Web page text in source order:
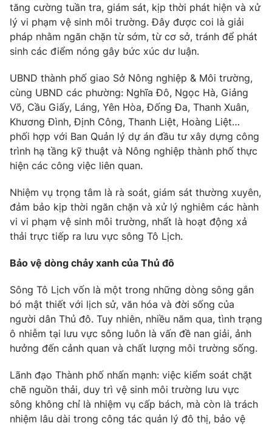
VTV Sức khoẻ Bất động sản
Thị trường 24h Tấm lòng Việt
VTV4 Vươn mình bằng AI
VTV9 VTV8
Liên hệ tòa soạn English
THỜI BÁO VTV
Cơ quan chủ quản:Đài Truyền hình Việt Nam
Cơ quan báo chí: Thời báo VTV
Giấy phép hoạt động báo in và báo điện tử số 483/GP-BTTTT
cấp ngày 29/12/2023
Tổng Biên tập:Vũ Thanh Thủy
Phó Tổng Biên tập:Nguyễn Thị Mỹ Hạnh, Phạm Quốc Thắng,
Nguyễn Trọng Ninh
Tổng đài VTV:024.38 355 931 - 024.38 355 932
tăng cường tuần tra, giám sát, kịp thời phát hiện và xử
lý vi phạm vệ sinh môi trường. Đây được coi là giải
pháp nhằm ngăn chặn từ sớm, từ cơ sở, tránh để phát
sinh các điểm nóng gây bức xúc dư luận.
UBND thành phố giao Sở Nông nghiệp & Môi trường,
cùng UBND các phường: Nghĩa Đô, Ngọc Hà, Giảng
Võ, Cầu Giấy, Láng, Yên Hòa, Đống Đa, Thanh Xuân,
Khương Đình, Định Công, Thanh Liệt, Hoàng Liệt…
phối hợp với Ban Quản lý dự án đầu tư xây dựng công
trình hạ tầng kỹ thuật và Nông nghiệp thành phố thực
hiện các công việc liên quan.
Nhiệm vụ trọng tâm là rà soát, giám sát thường xuyên,
đảm bảo kịp thời ngăn chặn và xử lý nghiêm các hành
vi vi phạm vệ sinh môi trường, nhất là hoạt động xả
thải trực tiếp ra lưu vực sông Tô Lịch.
Bảo vệ dòng chảy xanh của Thủ đô
Sông Tô Lịch vốn là một trong những dòng sông gắn
bó mật thiết với lịch sử, văn hóa và đời sống của
người dân Thủ đô. Tuy nhiên, nhiều năm qua, tình trạng
ô nhiễm tại lưu vực sông luôn là vấn đề nan giải, ảnh
hưởng đến cảnh quan và chất lượng môi trường sống.
Lãnh đạo Thành phố nhấn mạnh: việc kiểm soát chặt
chẽ nguồn thải, duy trì vệ sinh môi trường lưu vực
sông không chỉ là nhiệm vụ cấp bách, mà còn là trách
nhiệm lâu dài trong công tác quản lý đô thị, bảo vệ